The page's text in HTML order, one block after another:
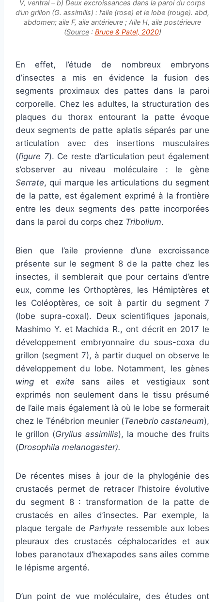
V, ventral – b) Deux excroissances dans la paroi du corps
d’un grillon (G. assimilis) : l’aile (rose) et le lobe (rouge). abd,
abdomen; aile F, aile antérieure ; Aile H, aile postérieure
(Source: Bruce & Patel, 2020)
En effet, l’étude de nombreux embryons
d’insectes a mis en évidence la fusion des
segments proximaux des pattes dans la paroi
corporelle. Chez les adultes, la structuration des
plaques du thorax entourant la patte évoque
deux segments de patte aplatis séparés par une
articulation avec des insertions musculaires
(figure 7). Ce reste d’articulation peut également
s’observer au niveau moléculaire : le gène
Serrate, qui marque les articulations du segment
de la patte, est également exprimé à la frontière
entre les deux segments des patte incorporées
dans la paroi du corps chez Tribolium.
Bien que l’aile provienne d’une excroissance
présente sur le segment 8 de la patte chez les
insectes, il semblerait que pour certains d’entre
eux, comme les Orthoptères, les Hémiptères et
les Coléoptères, ce soit à partir du segment 7
(lobe supra-coxal). Deux scientifiques japonais,
Mashimo Y. et Machida R., ont décrit en 2017 le
développement embryonnaire du sous-coxa du
grillon (segment 7), à partir duquel on observe le
développement du lobe. Notamment, les gènes
wing et exite sans ailes et vestigiaux sont
exprimés non seulement dans le tissu présumé
de l’aile mais également là où le lobe se formerait
chez le Ténébrion meunier (Tenebrio castaneum),
le grillon (Gryllus assimilis), la mouche des fruits
(Drosophila melanogaster).
De récentes mises à jour de la phylogénie des
crustacés permet de retracer l’histoire évolutive
du segment 8 : transformation de la patte de
crustacés en ailes d’insectes. Par exemple, la
plaque tergale de Parhyale ressemble aux lobes
pleuraux des crustacés céphalocarides et aux
lobes paranotaux d’hexapodes sans ailes comme
le lépisme argenté.
D’un point de vue moléculaire, des études ont